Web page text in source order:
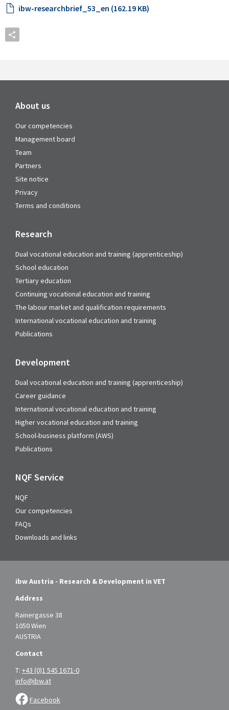
ibw-researchbrief_53_en (162.19 KB)
About us
Our competencies
Management board
Team
Partners
Site notice
Privacy
Terms and conditions
Research
Dual vocational education and training (apprenticeship)
School education
Tertiary education
Continuing vocational education and training
The labour market and qualification requirements
International vocational education and training
Publications
Development
Dual vocational education and training (apprenticeship)
Career guidance
International vocational education and training
Higher vocational education and training
School-business platform (AWS)
Publications
NQF Service
NQF
Our competencies
FAQs
Downloads and links
ibw Austria - Research & Development in VET
Address
Rainergasse 38
1050 Wien
AUSTRIA
Contact
T: +43 (0)1 545 1671-0
info@ibw.at
Facebook